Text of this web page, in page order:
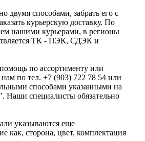
двумя способами, забрать его с
курьерскую доставку. По
нашими курьерами, в регионы
ТК - ПЭК, СДЭК и
по ассортименту или
нам по тел. +7 (903) 722 78 54 или
способами указанными на
Наши специалисты обязательно
указываются еще
как, сторона, цвет, комплектация